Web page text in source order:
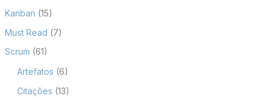
Kanban (15)
Must Read (7)
Scrum (61)
Artefatos (6)
Citações (13)